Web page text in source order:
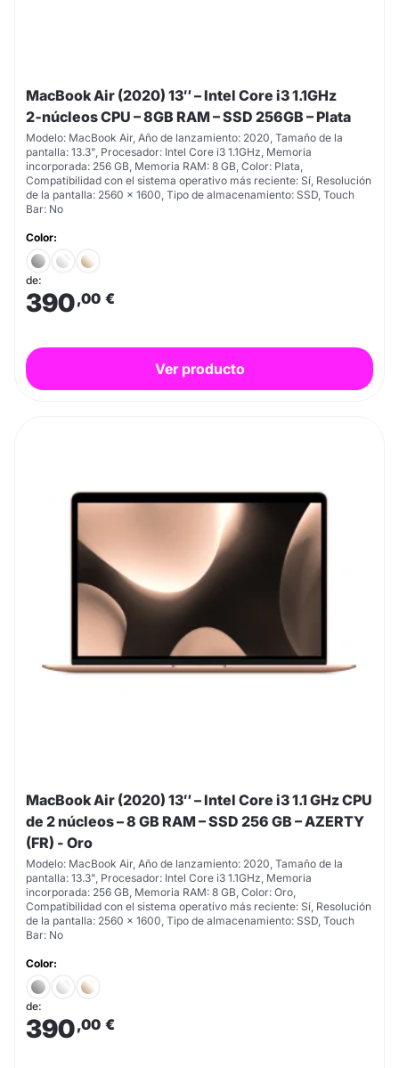
MacBook Air (2020) 13″ – Intel Core i3 1.1GHz
2‑núcleos CPU – 8GB RAM – SSD 256GB – Plata
Modelo: MacBook Air, Año de lanzamiento: 2020, Tamaño de la
pantalla: 13.3", Procesador: Intel Core i3 1.1GHz, Memoria
incorporada: 256 GB, Memoria RAM: 8 GB, Color: Plata,
Compatibilidad con el sistema operativo más reciente: Sí, Resolución
de la pantalla: 2560 x 1600, Tipo de almacenamiento: SSD, Touch
Bar: No
Color:
de:
390,00 €
Ver producto
MacBook Air (2020) 13″ – Intel Core i3 1.1 GHz CPU
de 2 núcleos – 8 GB RAM – SSD 256 GB – AZERTY
(FR) - Oro
Modelo: MacBook Air, Año de lanzamiento: 2020, Tamaño de la
pantalla: 13.3", Procesador: Intel Core i3 1.1GHz, Memoria
incorporada: 256 GB, Memoria RAM: 8 GB, Color: Oro,
Compatibilidad con el sistema operativo más reciente: Sí, Resolución
de la pantalla: 2560 x 1600, Tipo de almacenamiento: SSD, Touch
Bar: No
Color:
de:
390,00 €